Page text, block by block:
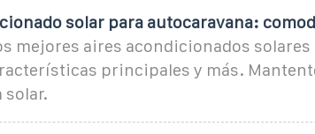
solar para autocaravana:
mejores aires acondicionados
principales y más.
solar.